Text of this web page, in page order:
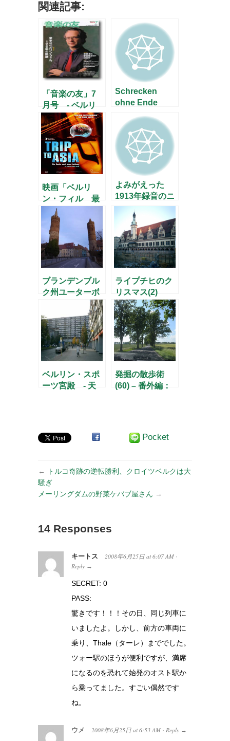
関連記事:
「音楽の友」7
月号 - ベルリ
ン・フィル特集
–
Schrecken
ohne Ende
映画「ベルリ
ン・フィル 最
高のハーモニー
を求めて」
よみがえった
1913年録音のニ
キシュの「運
ブランデンブル
ク州ユーターボ
ークの旧市街を
歩く(2)
ライプチヒのク
リスマス(2)
ベルリン・スポ
ーツ宮殿 - 天
発掘の散歩術
(60) – 番外編：
の木』の村を訪
ねて –
Pocket
←
トルコ奇跡の逆転勝利、クロイツベルクは大
騒ぎ
メーリングダムの野菜ケバブ屋さん →
14 Responses
キートス 2008年6月25日 at 6:07 AM ·
Reply →
SECRET: 0
PASS:
驚きです！！！その日、同じ列車に
いましたよ。しかし、前方の車両に
乗り、Thale（ターレ）まででした。
ツォー駅のほうが便利ですが、満席
になるのを恐れて始発のオスト駅か
ら乗ってました。すごい偶然です
ね。
ウメ 2008年6月25日 at 6:53 AM · Reply →